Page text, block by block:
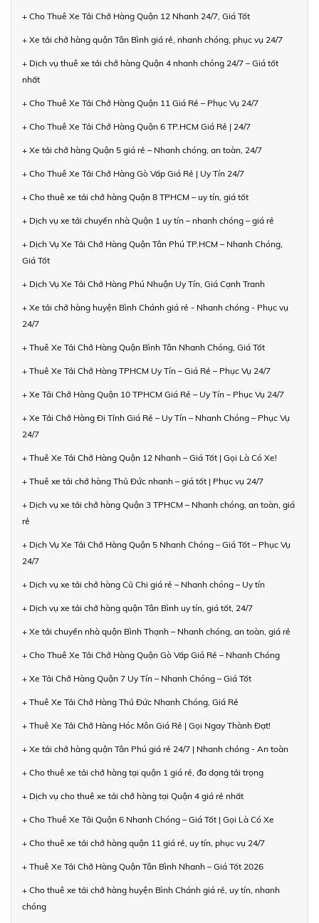
+ Cho Thuê Xe Tải Chở Hàng Quận 12 Nhanh 24/7, Giá Tốt
+ Xe tải chở hàng quận Tân Bình giá rẻ, nhanh chóng, phục vụ 24/7
+ Dịch vụ thuê xe tải chở hàng Quận 4 nhanh chóng 24/7 – Giá tốt
nhất
+ Cho Thuê Xe Tải Chở Hàng Quận 11 Giá Rẻ – Phục Vụ 24/7
+ Cho Thuê Xe Tải Chở Hàng Quận 6 TP.HCM Giá Rẻ | 24/7
+ Xe tải chở hàng Quận 5 giá rẻ – Nhanh chóng, an toàn, 24/7
+ Cho Thuê Xe Tải Chở Hàng Gò Vấp Giá Rẻ | Uy Tín 24/7
+ Cho thuê xe tải chở hàng Quận 8 TPHCM – uy tín, giá tốt
+ Dịch vụ xe tải chuyển nhà Quận 1 uy tín – nhanh chóng – giá rẻ
+ Dịch Vụ Xe Tải Chở Hàng Quận Tân Phú TP.HCM – Nhanh Chóng,
Giá Tốt
+ Dịch Vụ Xe Tải Chở Hàng Phú Nhuận Uy Tín, Giá Cạnh Tranh
+ Xe tải chở hàng huyện Bình Chánh giá rẻ - Nhanh chóng - Phục vụ
24/7
+ Thuê Xe Tải Chở Hàng Quận Bình Tân Nhanh Chóng, Giá Tốt
+ Thuê Xe Tải Chở Hàng TPHCM Uy Tín – Giá Rẻ – Phục Vụ 24/7
+ Xe Tải Chở Hàng Quận 10 TPHCM Giá Rẻ – Uy Tín – Phục Vụ 24/7
+ Xe Tải Chở Hàng Đi Tỉnh Giá Rẻ – Uy Tín – Nhanh Chóng – Phục Vụ
24/7
+ Thuê Xe Tải Chở Hàng Quận 12 Nhanh – Giá Tốt | Gọi Là Có Xe!
+ Thuê xe tải chở hàng Thủ Đức nhanh – giá tốt | Phục vụ 24/7
+ Dịch vụ xe tải chở hàng Quận 3 TPHCM – Nhanh chóng, an toàn, giá
rẻ
+ Dịch Vụ Xe Tải Chở Hàng Quận 5 Nhanh Chóng – Giá Tốt – Phục Vụ
24/7
+ Dịch vụ xe tải chở hàng Củ Chi giá rẻ – Nhanh chóng – Uy tín
+ Dịch vụ xe tải chở hàng quận Tân Bình uy tín, giá tốt, 24/7
+ Xe tải chuyển nhà quận Bình Thạnh – Nhanh chóng, an toàn, giá rẻ
+ Cho Thuê Xe Tải Chở Hàng Quận Gò Vấp Giá Rẻ – Nhanh Chóng
+ Xe Tải Chở Hàng Quận 7 Uy Tín – Nhanh Chóng – Giá Tốt
+ Thuê Xe Tải Chở Hàng Thủ Đức Nhanh Chóng, Giá Rẻ
+ Thuê Xe Tải Chở Hàng Hóc Môn Giá Rẻ | Gọi Ngay Thành Đạt!
+ Xe tải chở hàng quận Tân Phú giá rẻ 24/7 | Nhanh chóng - An toàn
+ Cho thuê xe tải chở hàng tại quận 1 giá rẻ, đa dạng tải trọng
+ Dịch vụ cho thuê xe tải chở hàng tại Quận 4 giá rẻ nhất
+ Cho Thuê Xe Tải Quận 6 Nhanh Chóng – Giá Tốt | Gọi Là Có Xe
+ Cho thuê xe tải chở hàng quận 11 giá rẻ, uy tín, phục vụ 24/7
+ Thuê Xe Tải Chở Hàng Quận Tân Bình Nhanh – Giá Tốt 2026
+ Cho thuê xe tải chở hàng huyện Bình Chánh giá rẻ, uy tín, nhanh
chóng